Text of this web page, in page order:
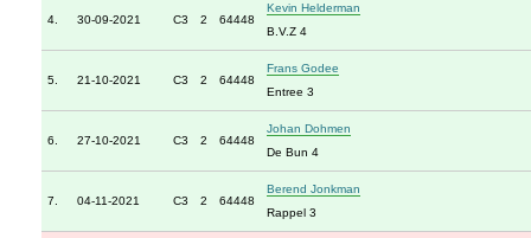
4. 30-09-2021 C3 2 64448
Kevin Helderman
B.V.Z 4
5. 21-10-2021 C3 2 64448
Frans Godee
Entree 3
6. 27-10-2021 C3 2 64448
Johan Dohmen
De Bun 4
7. 04-11-2021 C3 2 64448
Berend Jonkman
Rappel 3